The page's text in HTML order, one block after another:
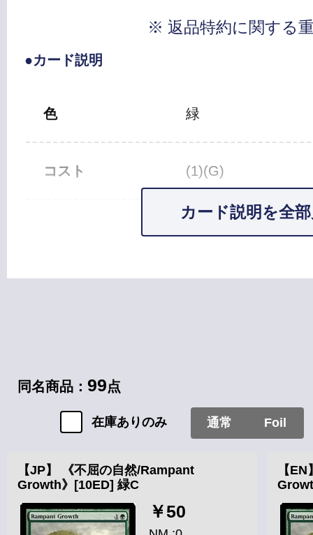
※ 返品特約に関する
●カード説明
色 緑
コスト (1)(G)
カード説明を全
同名商品：99点
在庫ありのみ 通常 Foil
【JP】 《不屈の自然/Rampant
Growth》[10ED] 緑C
￥50
【